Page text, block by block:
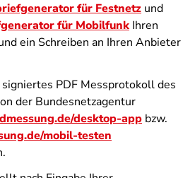
für Festnetz und
für Mobilfunk Ihren
ein Schreiben an Ihren Anbieter
PDF Messprotokoll des
der Bundesnetzagentur
desktop-app bzw.
mobil-testen